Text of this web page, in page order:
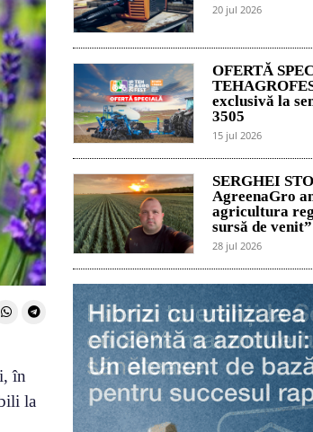
în
la
20 jul 2026
OFERTĂ
exclusivă la
3505
15 jul 2026
SERGHEI
AgreenaGro
agricultura
sursă de venit”
28 jul 2026